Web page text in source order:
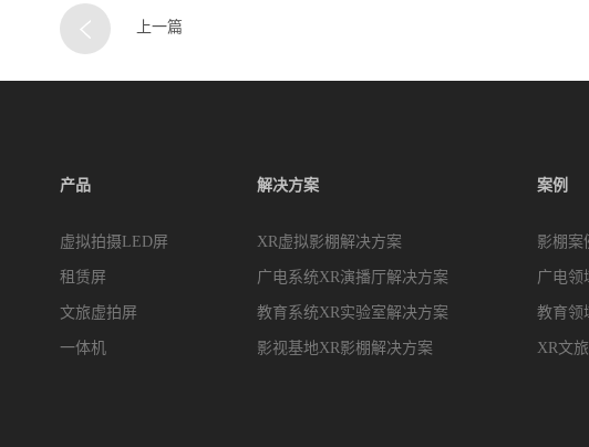
上一篇
产品
虚拟拍摄LED屏
租赁屏
文旅虚拍屏
一体机
解决方案
XR虚拟影棚解决方案
广电系统XR演播厅解决方案
教育系统XR实验室解决方案
影视基地XR影棚解决方案
案例
影棚案
广电领
教育领
XR文